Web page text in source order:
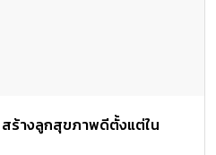
ร้างลูกสุขภาพดีตั้งแต่ใน